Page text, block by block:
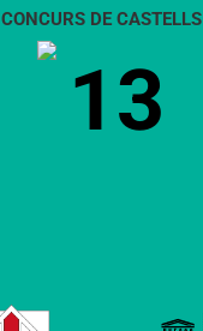
CONCURS DE CASTELLS
13